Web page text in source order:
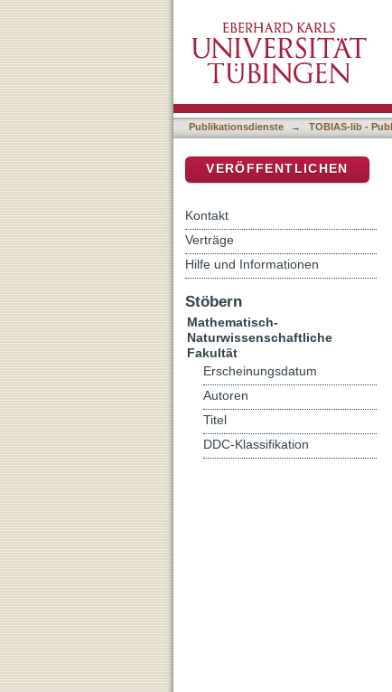
ecotone, Nepal
Publikationsdienste → TOBIAS-lib -
VERÖFFENTLICHEN
Kontakt
Verträge
Hilfe und Informationen
Stöbern
Mathematisch-
Naturwissenschaftliche
Fakultät
Erscheinungsdatum
Autoren
Titel
DDC-Klassifikation